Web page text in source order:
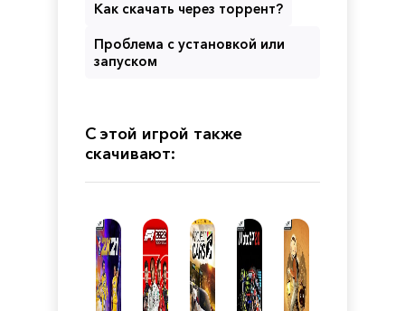
Как скачать через торрент?
Проблема с установкой или
запуском
С этой игрой также
скачивают: